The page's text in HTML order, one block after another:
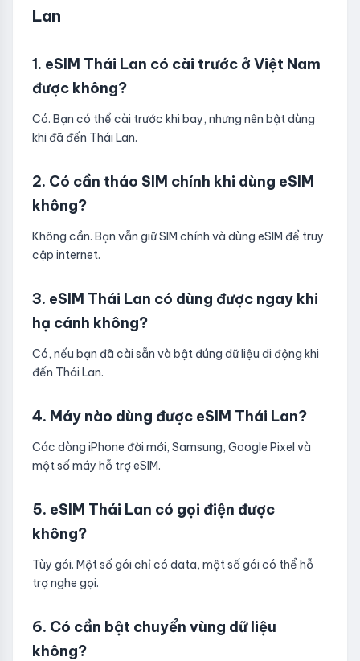
Lan
1. eSIM Thái Lan có cài trước ở Việt Nam
được không?
Có. Bạn có thể cài trước khi bay, nhưng nên bật dùng
khi đã đến Thái Lan.
2. Có cần tháo SIM chính khi dùng eSIM
không?
Không cần. Bạn vẫn giữ SIM chính và dùng eSIM để truy
cập internet.
3. eSIM Thái Lan có dùng được ngay khi
hạ cánh không?
Có, nếu bạn đã cài sẵn và bật đúng dữ liệu di động khi
đến Thái Lan.
4. Máy nào dùng được eSIM Thái Lan?
Các dòng iPhone đời mới, Samsung, Google Pixel và
một số máy hỗ trợ eSIM.
5. eSIM Thái Lan có gọi điện được
không?
Tùy gói. Một số gói chỉ có data, một số gói có thể hỗ
trợ nghe gọi.
6. Có cần bật chuyển vùng dữ liệu
không?